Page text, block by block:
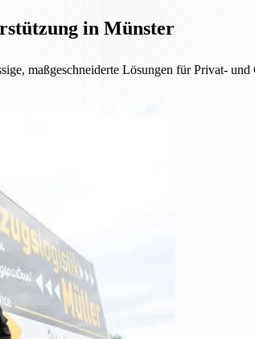
in Münster
maßgeschneiderte Lösungen für Privat- und